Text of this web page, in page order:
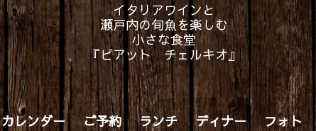
イタリアワインと
瀬戸内の旬魚を楽しむ
小さな食堂
『ピアット チェルキオ』
カレンダー ご予約 ランチ ディナー フォト